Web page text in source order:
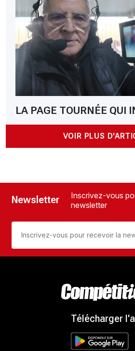
LA PAGE TOURNÉE QUI
VOIR PLUS
Newsletter
Inscrivez-vous
newsletter
Télécharger